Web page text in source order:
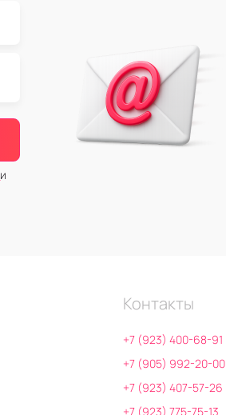
и
Контакты
+7 (923) 400-68-91
+7 (905) 992-20-00
+7 (923) 407-57-26
+7 (923) 775-75-13